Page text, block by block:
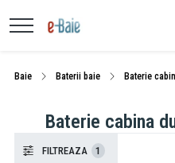
Baie Baterii baie Baterie
Baterie cabina
FILTREAZA 1